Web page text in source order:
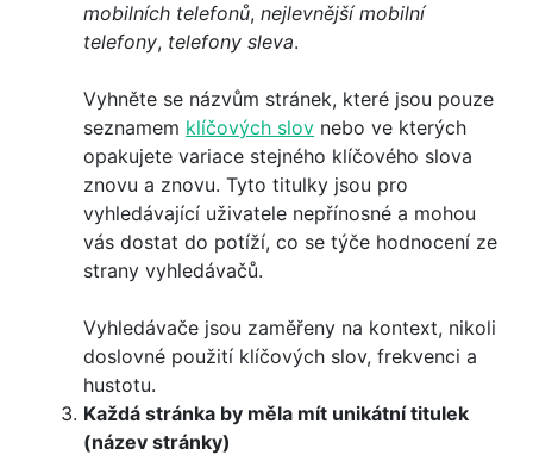
mobilních telefonů, nejlevnější mobilní
telefony, telefony sleva.
Vyhněte se názvům stránek, které jsou pouze
seznamem klíčových slov nebo ve kterých
opakujete variace stejného klíčového slova
znovu a znovu. Tyto titulky jsou pro
vyhledávající uživatele nepřínosné a mohou
vás dostat do potíží, co se týče hodnocení ze
strany vyhledávačů.
Vyhledávače jsou zaměřeny na kontext, nikoli
doslovné použití klíčových slov, frekvenci a
hustotu.
Každá stránka by měla mít unikátní titulek
(název stránky)